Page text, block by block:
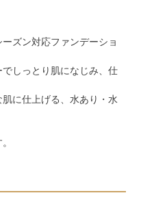
ズン対応ファンデーショ
しっとり肌になじみ、仕
に仕上げる、水あり・水